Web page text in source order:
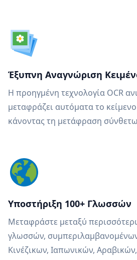
Έξυπνη Αναγνώριση
Η προηγμένη τεχνολογία OCR
μεταφράζει αυτόματα το
κάνοντας τη μετάφραση
Υποστήριξη 100+ Γλωσσών
Μεταφράστε μεταξύ
γλωσσών,
Κινέζικων, Ιαπωνικών,